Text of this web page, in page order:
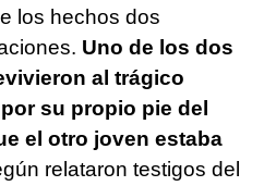
los hechos dos
Uno de los dos
al trágico
su propio pie del
el otro joven estaba
relataron testigos del